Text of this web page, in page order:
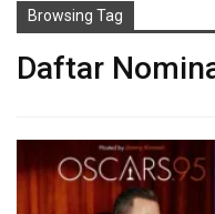
Browsing Tag
Daftar